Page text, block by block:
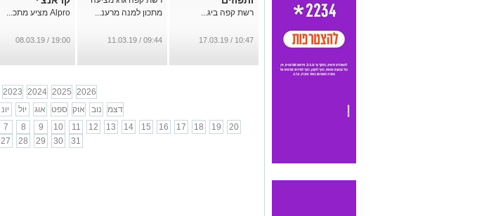
רשת קפה ביג...
10:47 / 17.03.19
מתכון למנה מרענ...
09:44 / 11.03.19
Alpro מציע מתכ...
19:00 / 08.03.19
2023 2024 2025 2026
יונ יול אוג ספט אוק נוב
דצמ
7 8 9 10 11 12 13 14 15 16 17 18 19
20
27 28 29 30 31